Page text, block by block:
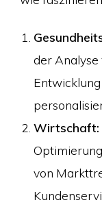
der
Wirtschaft:
von